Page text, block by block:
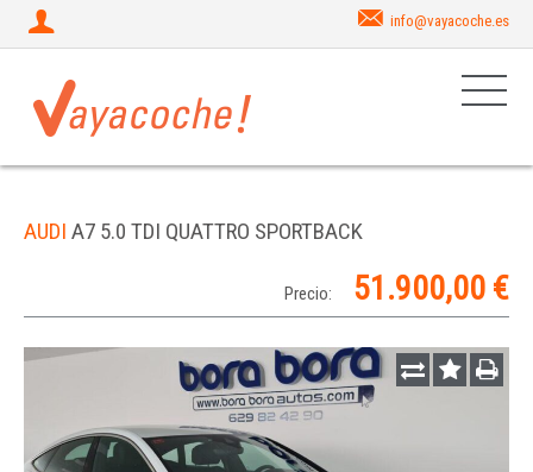
info@vayacoche.es
AUDI A7 5.0 TDI QUATTRO SPORTBACK
Precio: 51.900,00 €